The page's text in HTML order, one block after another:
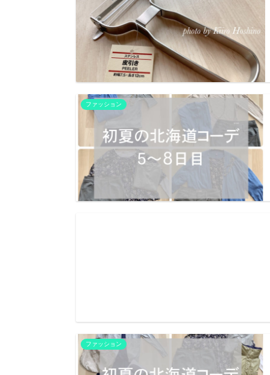
ファッション
ファッション